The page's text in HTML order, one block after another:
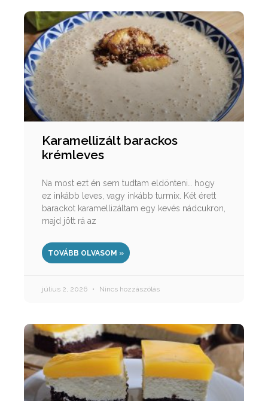
Karamellizált barackos
krémleves
Na most ezt én sem tudtam eldönteni… hogy
ez inkább leves, vagy inkább turmix. Két érett
barackot karamellizáltam egy kevés nádcukron,
majd jött rá az
TOVÁBB OLVASOM »
július 2, 2026 Nincs hozzászólás